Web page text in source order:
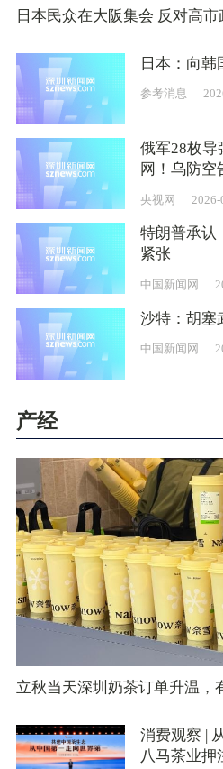
日本民众在大阪集会 反对高
日本：向韩
参考消息
俄军28枚导
网！乌防空
硬指标：必
央视网 2026-
特朗普承认
紧张
中国新闻网
沙特：胡塞
中国新闻网
产经
立秋当天深圳奶茶订单升温，
消费观察 |
八马茶业押